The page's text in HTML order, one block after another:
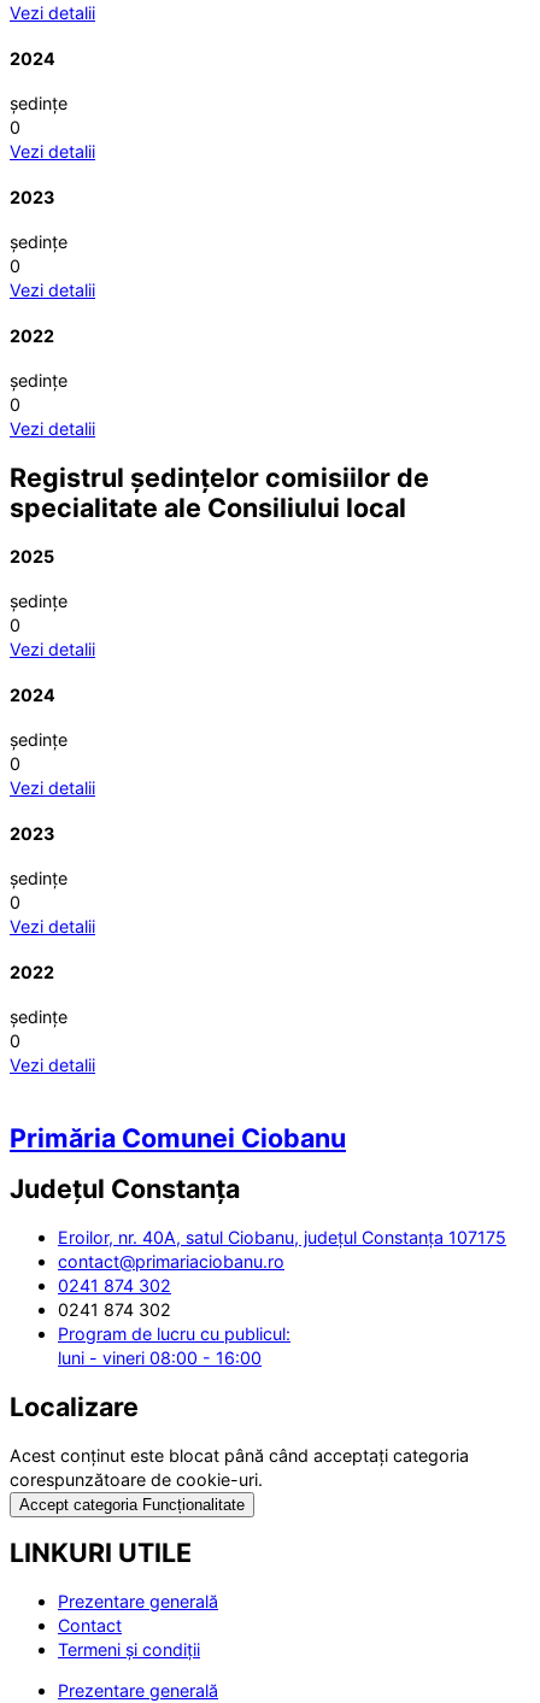
Vezi detalii
2024
ședințe
0
Vezi detalii
2023
ședințe
0
Vezi detalii
2022
ședințe
0
Vezi detalii
Registrul ședințelor comisiilor de
specialitate ale Consiliului local
2025
ședințe
0
Vezi detalii
2024
ședințe
0
Vezi detalii
2023
ședințe
0
Vezi detalii
2022
ședințe
0
Vezi detalii
Primăria Comunei Ciobanu
Județul Constanța
Eroilor, nr. 40A, satul Ciobanu, județul Constanța 107175
contact@primariaciobanu.ro
0241 874 302
0241 874 302
Program de lucru cu publicul:
luni - vineri 08:00 - 16:00
Localizare
Acest conținut este blocat până când acceptați categoria
corespunzătoare de cookie-uri.
Accept categoria Funcționalitate
LINKURI UTILE
Prezentare generală
Contact
Termeni și condiții
Prezentare generală